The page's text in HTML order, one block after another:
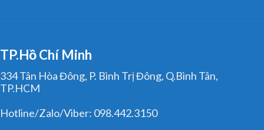
TP.Hồ Chí Minh
334 Tân Hòa Đông, P. Bình Trị Đông, Q.Bình Tân,
TP.HCM
Hotline/Zalo/Viber: 098.442.3150